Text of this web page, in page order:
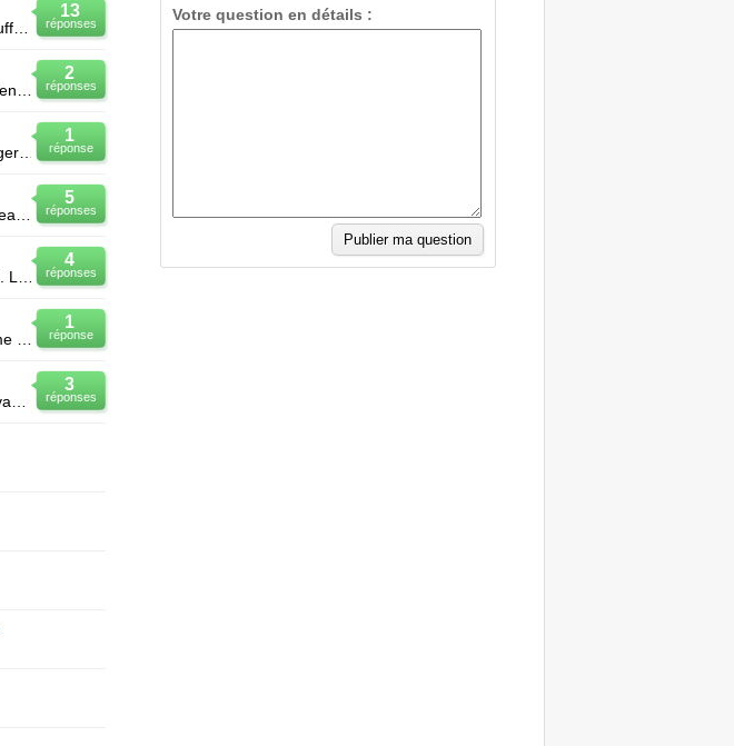
13
réponses
J'ai change le resistance de mon seche linge recemment mais il ne chauffe toujours pas. du moins, en
2
réponses
1
réponse
Bonjour sur mon lave linge Bosch logixx 8 sensitive il y'a 5 jour j’ai changer la résistance de
5
réponses
4
réponses
1
réponse
3
réponses
Votre question en détails :